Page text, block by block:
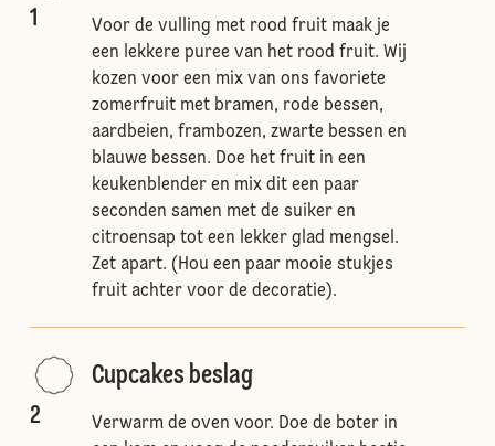
1
Voor de vulling met rood fruit maak je
een lekkere puree van het rood fruit. Wij
kozen voor een mix van ons favoriete
zomerfruit met bramen, rode bessen,
aardbeien, frambozen, zwarte bessen en
blauwe bessen. Doe het fruit in een
keukenblender en mix dit een paar
seconden samen met de suiker en
citroensap tot een lekker glad mengsel.
Zet apart. (Hou een paar mooie stukjes
fruit achter voor de decoratie).
2
Cupcakes beslag
Verwarm de oven voor. Doe de boter in